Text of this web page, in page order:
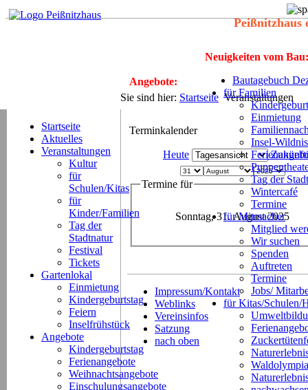
Peißnitzhaus
Neuigkeiten vom Bau:
Bautagebuch
für Familien
Einmietung
Insel-
Tag der
Wintercafé
Termine
für Mitmacher
Mitglied
Wir suchen
Spenden
Auftreten
Termine
Jobs/
für Kitas/Schulen/
Angebote:
Sie sind hier: Startseite Veranstaltungen
Startseite
Aktuelles
Veranstaltungen
Kultur
für
Schulen/Kitas
für
Kinder/Familien
Tag der
Stadtnatur
Festival
Tickets
Gartenlokal
Einmietung
Kindergeburtstag
Feiern
Inselfrühstück
Angebote
Kindergeburtstag
Ferienangebote
Weihnachtsangebote
Einschulungsangebote
Terminkalender
Heute
Termine für
Sonntag, 31. August 2025
Impressum/Kontakt
Weblinks
Vereinsinfos
Satzung
nach oben